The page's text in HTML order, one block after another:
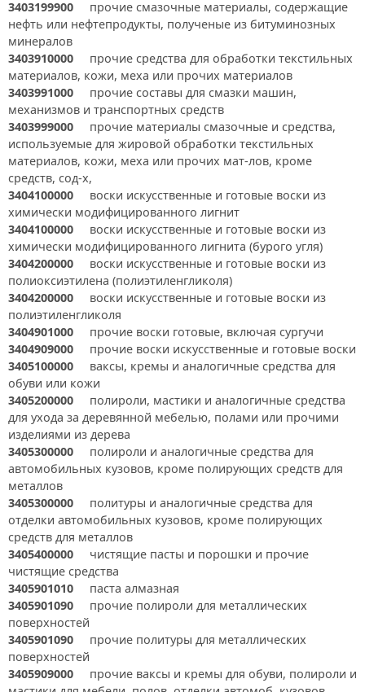
3403199900 прочие смазочные материалы, содержащие
нефть или нефтепродукты, полученые из битуминозных
минералов
3403910000 прочие средства для обработки текстильных
материалов, кожи, меха или прочих материалов
3403991000 прочие составы для смазки машин,
механизмов и транспортных средств
3403999000 прочие материалы смазочные и средства,
используемые для жировой обработки текстильных
материалов, кожи, меха или прочих мат-лов, кроме
средств, сод-х,
3404100000 воски искусственные и готовые воски из
химически модифицированного лигнит
3404100000 воски искусственные и готовые воски из
химически модифицированного лигнита (бурого угля)
3404200000 воски искусственные и готовые воски из
полиоксиэтилена (полиэтиленгликоля)
3404200000 воски искусственные и готовые воски из
полиэтиленгликоля
3404901000 прочие воски готовые, включая сургучи
3404909000 прочие воски искусственные и готовые воски
3405100000 ваксы, кремы и аналогичные средства для
обуви или кожи
3405200000 полироли, мастики и аналогичные средства
для ухода за деревянной мебелью, полами или прочими
изделиями из дерева
3405300000 полироли и аналогичные средства для
автомобильных кузовов, кроме полирующих средств для
металлов
3405300000 политуры и аналогичные средства для
отделки автомобильных кузовов, кроме полирующих
средств для металлов
3405400000 чистящие пасты и порошки и прочие
чистящие средства
3405901010 паста алмазная
3405901090 прочие полироли для металлических
поверхностей
3405901090 прочие политуры для металлических
поверхностей
3405909000 прочие ваксы и кремы для обуви, полироли и